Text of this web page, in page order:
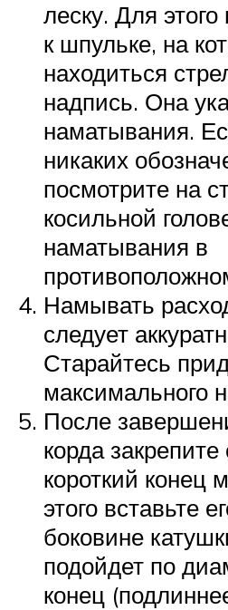
леску. Для
к шпульке, на
находиться
надпись. Она
наматывания.
никаких
посмотрите на
косильной
наматывания в
Намывать
следует
Старайтесь
максимального
После
корда
короткий конец
этого вставьте
боковине
подойдет по
конец